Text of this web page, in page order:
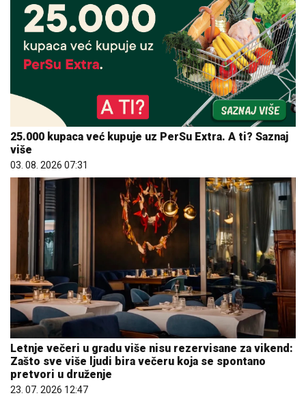
25.000 kupaca već kupuje uz PerSu Extra. A ti? Saznaj
više
03. 08. 2026 07:31
Letnje večeri u gradu više nisu rezervisane za vikend:
Zašto sve više ljudi bira večeru koja se spontano
pretvori u druženje
23. 07. 2026 12:47